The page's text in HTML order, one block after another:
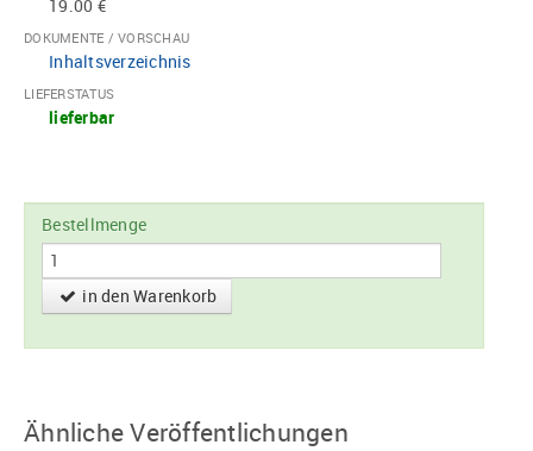
19.00 €
DOKUMENTE / VORSCHAU
Inhaltsverzeichnis
LIEFERSTATUS
lieferbar
Bestellmenge
in den Warenkorb
Ähnliche Veröffentlichungen